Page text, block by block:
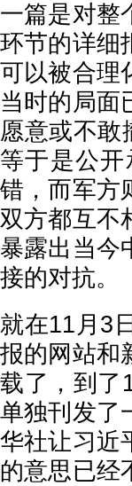
一篇是对整
环节的详细
可以被合理
当时的局面
愿意或不敢
等于是公
错，而军方
双方都互不
暴露出当今
接的对抗。
就在11月3
报的网站和
载了，到了
单独刊发了
华社让习近
的意思已经